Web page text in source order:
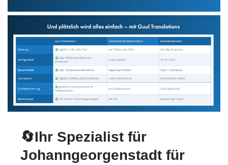
🔄Ihr Spezialist für
Johanngeorgenstadt für